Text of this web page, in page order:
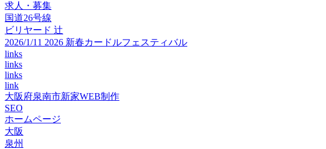
求人・募集
国道26号線
ビリヤード 辻
2026/1/11 2026 新春カードルフェスティバル
links
links
links
link
大阪府泉南市新家WEB制作
SEO
ホームページ
大阪
泉州